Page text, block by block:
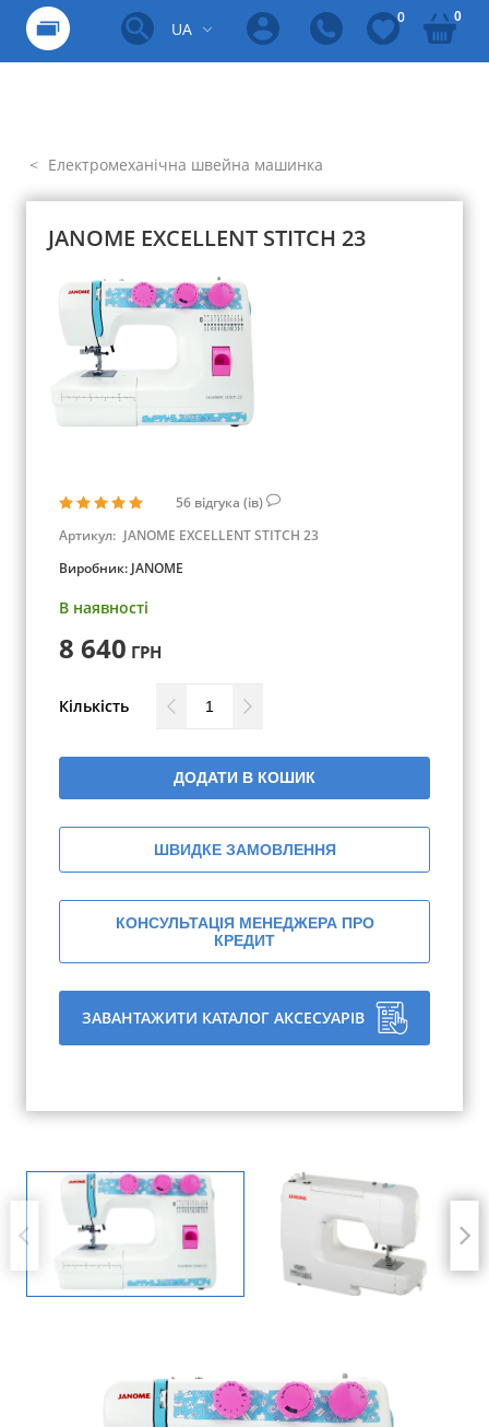
UA
0 0
Електромеханічна швейна машинка
JANOME EXCELLENT STITCH 23
56 відгука (ів)
Артикул: JANOME EXCELLENT STITCH 23
Виробник: JANOME
В наявності
8 640 ГРН
Кількість
ДОДАТИ В КОШИК
ШВИДКЕ ЗАМОВЛЕННЯ
КОНСУЛЬТАЦІЯ МЕНЕДЖЕРА ПРО
КРЕДИТ
ЗАВАНТАЖИТИ КАТАЛОГ АКСЕСУАРІВ